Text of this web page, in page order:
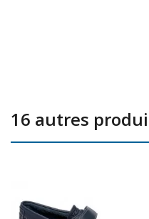
16 autres